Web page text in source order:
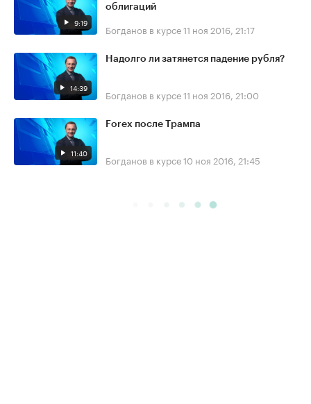
9:19
облигаций
Богданов в курсе11 ноя 2016, 21:17
14:39
Надолго ли затянется падение рубля?
Богданов в курсе11 ноя 2016, 21:00
11:40
Forex после Трампа
Богданов в курсе10 ноя 2016, 21:45